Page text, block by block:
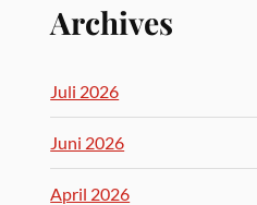
Archives
Juli 2026
Juni 2026
April 2026